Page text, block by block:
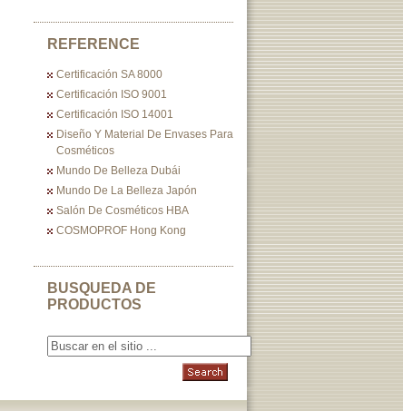
REFERENCE
Certificación SA 8000
Certificación ISO 9001
Certificación ISO 14001
Diseño Y Material De Envases Para
Cosméticos
Mundo De Belleza Dubái
Mundo De La Belleza Japón
Salón De Cosméticos HBA
COSMOPROF Hong Kong
BUSQUEDA DE
PRODUCTOS